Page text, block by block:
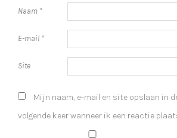
Naam *
E-mail *
Site
Mijn naam, e-mail en site opslaan in
volgende keer wanneer ik een reactie